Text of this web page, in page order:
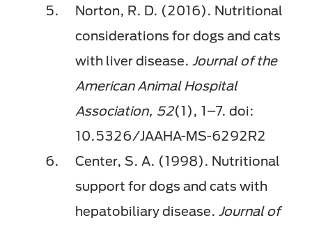
Norton, R. D. (2016). Nutritional
considerations for dogs and cats
with liver disease. Journal of the
American Animal Hospital
Association, 52(1), 1–7. doi:
10.5326/JAAHA-MS-6292R2
Center, S. A. (1998). Nutritional
support for dogs and cats with
hepatobiliary disease. Journal of